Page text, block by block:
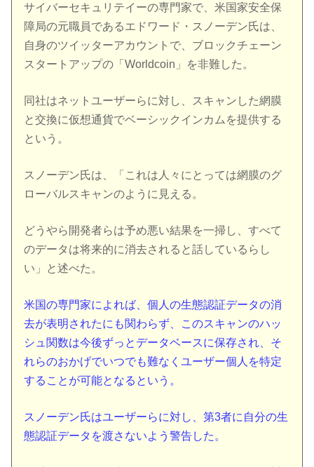
サイバーセキュリテイーの専門家で、米国家安全保
障局の元職員であるエドワード・スノーデン氏は、
自身のツイッターアカウントで、ブロックチェーン
スタートアップの「Worldcoin」を非難した。
同社はネットユーザーらに対し、スキャンした網膜
と交換に仮想通貨でベーシックインカムを提供する
という。
スノーデン氏は、「これは人々にとっては網膜のグ
ローバルスキャンのように見える。
どうやら開発者らは予め悪い結果を一掃し、すべて
のデータは将来的に消去されると話しているらし
い」と述べた。
米国の専門家によれば、個人の生態認証データの消
去が表明されたにも関わらず、このスキャンのハッ
シュ関数は今後ずっとデータベースに保存され、そ
れらのおかげでいつでも難なくユーザー個人を特定
することが可能となるという。
スノーデン氏はユーザーらに対し、第3者に自分の生
態認証データを渡さないよう警告した。